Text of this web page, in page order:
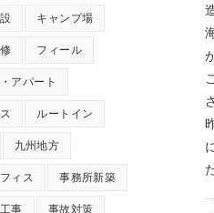
キャンプ場
フィール
アパート
ルートイン
九州地方
ィス 事務所新築
事 事故対策